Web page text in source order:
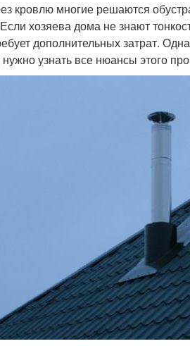
кровлю многие решаются
хозяева дома не знают
дополнительных затрат.
узнать все нюансы этого